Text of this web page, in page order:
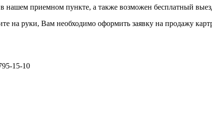
нашем приемном пункте, а также возможен бесплатный
на руки, Вам необходимо оформить заявку на продажу
15-10